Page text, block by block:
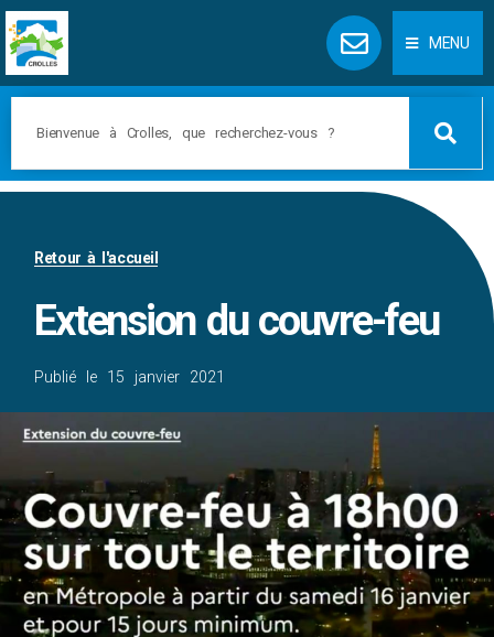
MENU
Retour à l'accueil
Extension du couvre-feu
Publié le 15 janvier 2021
Panneau de gestion des cookies